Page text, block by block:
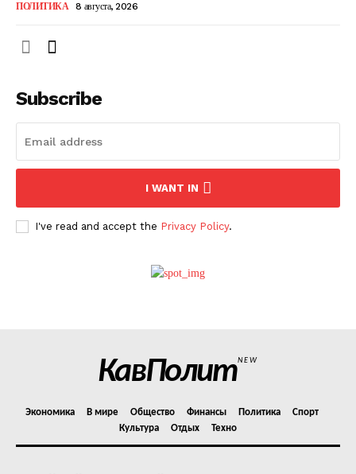
Подписка
ПОЛИТИКА 8 августа, 2026
Subscribe
I WANT IN
I've read and accept the Privacy Policy.
КавПолитNEW
Экономика В мире Общество Финансы Политика
Спорт
Культура
Отдых Техно